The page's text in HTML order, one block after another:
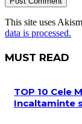
This site uses
data is processed.
MUST READ
TOP 10 Cele
Incaltaminte